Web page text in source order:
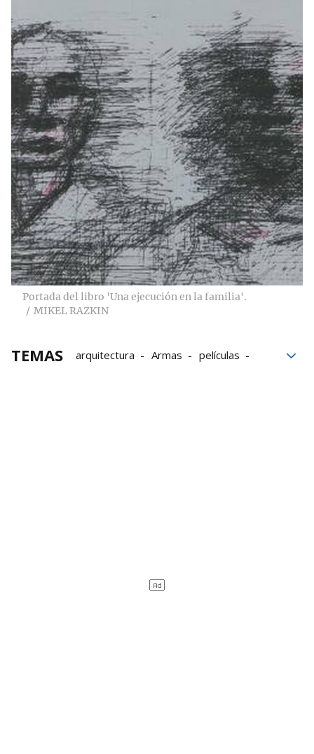
Portada del libro 'Una ejecución en la familia'.
MIKEL RAZKIN
TEMAS arquitectura Armas
películas